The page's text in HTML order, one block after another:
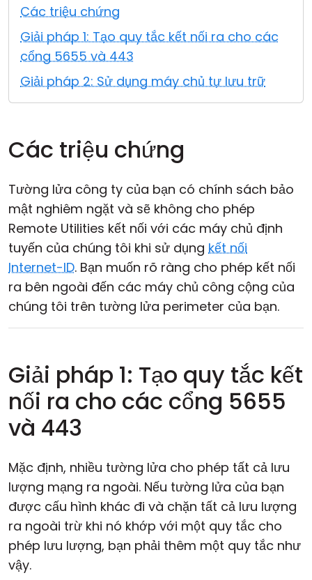
Các triệu chứng
Giải pháp 1: Tạo quy tắc kết nối ra cho các
cổng 5655 và 443
Giải pháp 2: Sử dụng máy chủ tự lưu trữ
Các triệu chứng
Tường lửa công ty của bạn có chính sách bảo
mật nghiêm ngặt và sẽ không cho phép
Remote Utilities kết nối với các máy chủ định
tuyến của chúng tôi khi sử dụng kết nối
Internet-ID. Bạn muốn rõ ràng cho phép kết nối
ra bên ngoài đến các máy chủ công cộng của
chúng tôi trên tường lửa perimeter của bạn.
Giải pháp 1: Tạo quy tắc kết
nối ra cho các cổng 5655
và 443
Mặc định, nhiều tường lửa cho phép tất cả lưu
lượng mạng ra ngoài. Nếu tường lửa của bạn
được cấu hình khác đi và chặn tất cả lưu lượng
ra ngoài trừ khi nó khớp với một quy tắc cho
phép lưu lượng, bạn phải thêm một quy tắc như
vậy.
Đám mây & Tại chỗ